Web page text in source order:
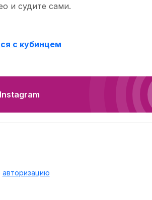
и судите сами.
с кубинцем
авторизацию